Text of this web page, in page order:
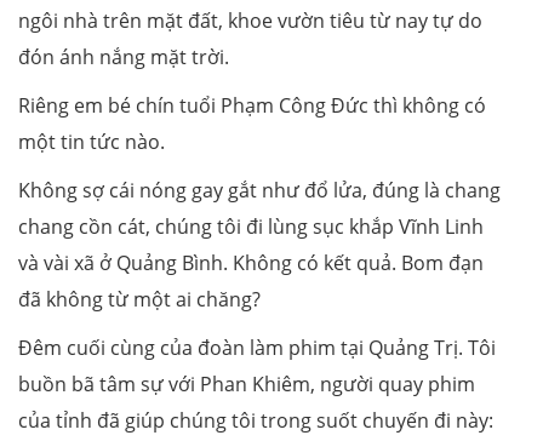
ngôi nhà trên mặt đất, khoe vườn tiêu từ nay tự do
đón ánh nắng mặt trời.
Riêng em bé chín tuổi Phạm Công Đức thì không có
một tin tức nào.
Không sợ cái nóng gay gắt như đổ lửa, đúng là chang
chang cồn cát, chúng tôi đi lùng sục khắp Vĩnh Linh
và vài xã ở Quảng Bình. Không có kết quả. Bom đạn
đã không từ một ai chăng?
Đêm cuối cùng của đoàn làm phim tại Quảng Trị. Tôi
buồn bã tâm sự với Phan Khiêm, người quay phim
của tỉnh đã giúp chúng tôi trong suốt chuyến đi này: